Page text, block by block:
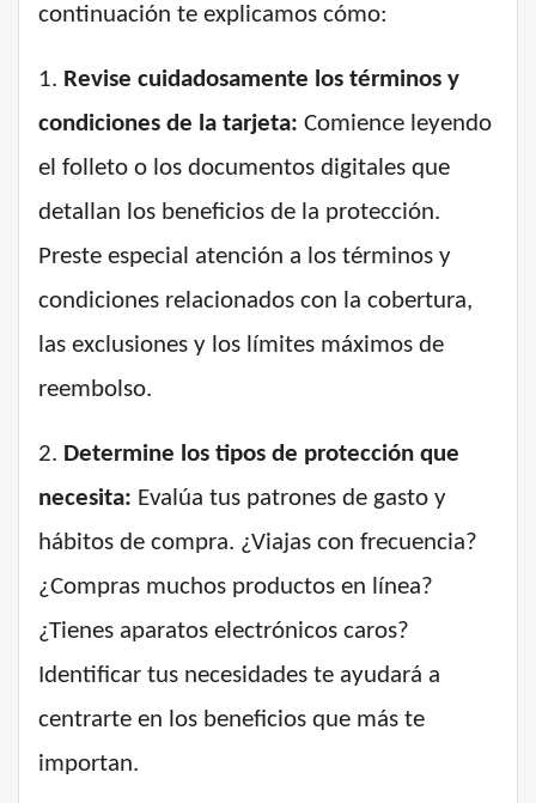
continuación te explicamos cómo:
1. Revise cuidadosamente los términos y
condiciones de la tarjeta: Comience leyendo
el folleto o los documentos digitales que
detallan los beneficios de la protección.
Preste especial atención a los términos y
condiciones relacionados con la cobertura,
las exclusiones y los límites máximos de
reembolso.
2. Determine los tipos de protección que
necesita: Evalúa tus patrones de gasto y
hábitos de compra. ¿Viajas con frecuencia?
¿Compras muchos productos en línea?
¿Tienes aparatos electrónicos caros?
Identificar tus necesidades te ayudará a
centrarte en los beneficios que más te
importan.